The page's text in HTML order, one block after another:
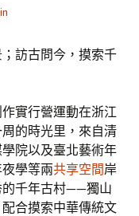
訪古問今，摸索千
實行營運動在浙江
的時光里，來自清
院以及臺北藝術年
學等兩共享空間岸
的千年古村——獨山
合摸索中華傳統文